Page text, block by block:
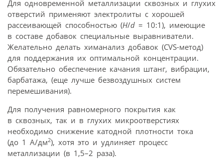
Для одновременной металлизации сквозных и глухих
отверстий применяют электролиты с хорошей
рассеивающей способностью (H/d = 10:1), имеющие
в составе добавок специальные выравниватели.
Желательно делать химанализ добавок (CVS-метод)
для поддержания их оптимальной концентрации.
Обязательно обеспечение качания штанг, вибрации,
барбатажа, (еще лучше безвоздушных систем
перемешивания).
Для получения равномерного покрытия как
в сквозных, так и в глухих микроотверстиях
необходимо снижение катодной плотности тока
(до 1 А/дм2), хотя это и удлиняет процесс
металлизации (в 1,5–2 раза).